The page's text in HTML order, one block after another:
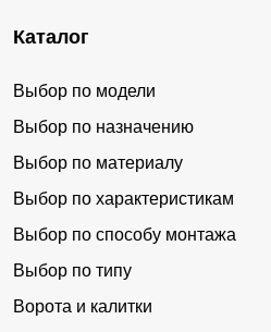
Каталог
Выбор по модели
Выбор по назначению
Выбор по материалу
Выбор по характеристикам
Выбор по способу монтажа
Выбор по типу
Ворота и калитки